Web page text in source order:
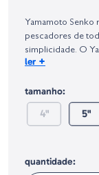
Geral sobre a
Yamamoto Senko
pescadores de
simplicidade. O
verme plástico
peixes loucos.
ler +
tamanho:
4" 5"
quantidade: